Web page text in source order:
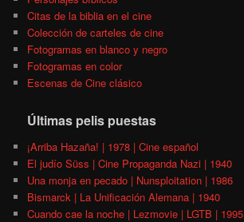
Citas de la biblia en el cine
Colección de carteles de cine
Fotogramas en blanco y negro
Fotogramas en color
Escenas de Cine clásico
Últimas pelis puestas
¡Arriba Hazaña! | 1978 | Cine español
El judío Süss | Cine Propaganda Nazi | 1940
Una monja en pecado | Nunsploitation | 1986
Bismarck | La Unificación Alemana | 1940
Cuando cae la noche | Lezmovie | LGTB | 1995